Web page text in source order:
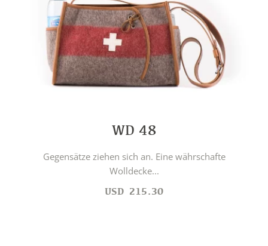
WD 48
Gegensätze ziehen sich an. Eine währschafte
Wolldecke...
USD 215.30